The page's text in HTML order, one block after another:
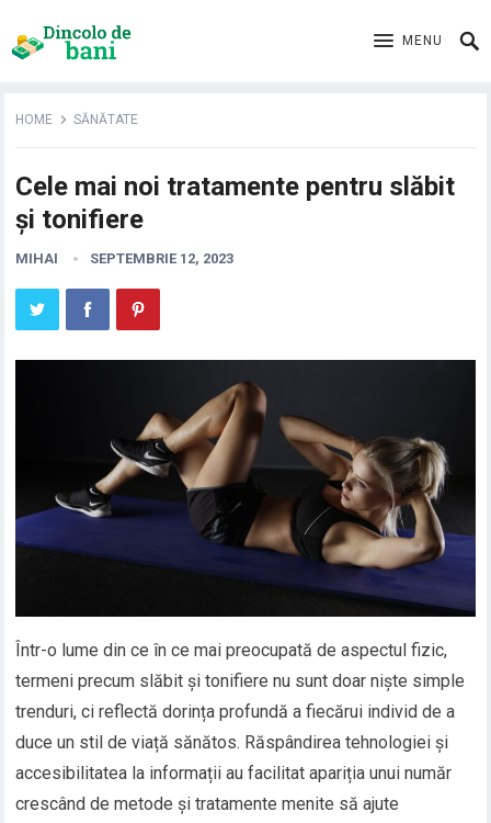
MENU
HOME SĂNĂTATE
Cele mai noi tratamente pentru slăbit
și tonifiere
MIHAI SEPTEMBRIE 12, 2023
Într-o lume din ce în ce mai preocupată de aspectul fizic,
termeni precum slăbit și tonifiere nu sunt doar niște simple
trenduri, ci reflectă dorința profundă a fiecărui individ de a
duce un stil de viață sănătos. Răspândirea tehnologiei și
accesibilitatea la informații au facilitat apariția unui număr
crescând de metode și tratamente menite să ajute